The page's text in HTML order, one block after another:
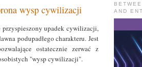
wysp cywilizacji
upadek cywilizacji,
podupadłego charakteru. Jest
ostatecznie zerwać z
"wysp cywilizacji".
AND